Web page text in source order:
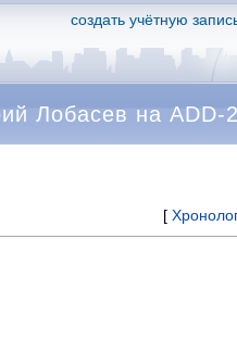
создать учётную
Лобасев на ADD-
[